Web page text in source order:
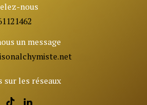
nous
un message
isonalchymiste.net
sur les réseaux